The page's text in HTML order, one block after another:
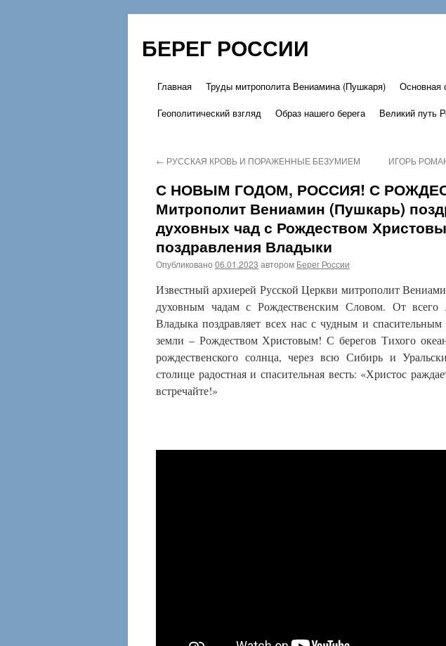
БЕРЕГ РОССИИ
Перейти
Главная Труды митрополита Вениамина (Пушкаря) Основная
Геополитический взгляд
Образ нашего берега Великий путь
← РУССКАЯ КРОВЬ И ПОРАЖЕННЫЕ БЕЗУМИЕМ ИГОРЬ
С НОВЫМ ГОДОМ, РОССИЯ! С
Митрополит Вениамин (Пушкарь)
духовных чад с Рождеством
поздравления Владыки
Опубликовано 06.01.2023 автором Берег России
Известный архиерей Русской Церкви митрополит
духовным чадам с Рождественским Словом. От всего
Владыка поздравляет всех нас с чудным и
земли – Рождеством Христовым! С берегов Тихого
рождественского солнца, через всю Сибирь и
столице радостная и спасительная весть: «Христос
встречайте!»